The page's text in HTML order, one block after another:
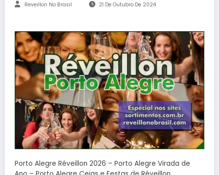
Reveillon No Brasil 21 De Outubro De 2024
Porto Alegre Réveillon 2026 – Porto Alegre Virada de